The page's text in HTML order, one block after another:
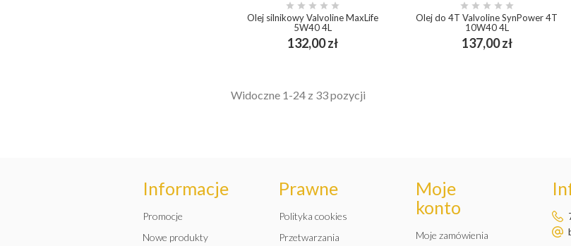
    
Olej silnikowy Valvoline MaxLife
5W40 4L
132,00 złCena
add_shopping_cart
    
Olej do 4T Valvoline SynPower 4T
10W40 4L
137,00 złCena
add_shopping_cart
Widoczne 1-24 z 33 pozycji
Informacje
Promocje
Nowe produkty
Prawne
Polityka cookies
Przetwarzania
Moje
konto
Moje zamówienia